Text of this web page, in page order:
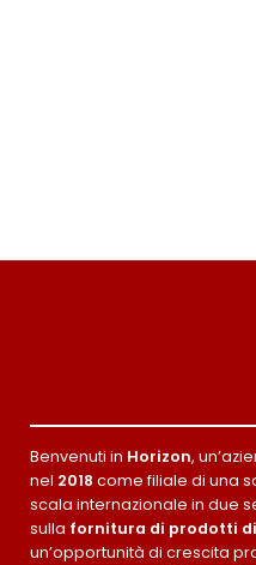
Benvenuti in Horizon,
nel 2018 come filiale di una
scala internazionale in due
sulla fornitura di prodotti
un’opportunità di crescita